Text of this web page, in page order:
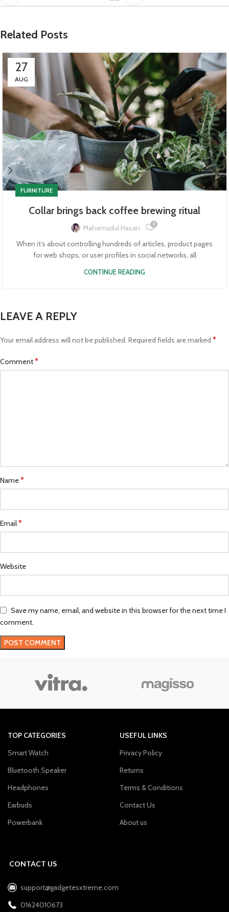
Related Posts
27
AUG
FURNITURE
Collar brings back coffee brewing ritual
Mahamudul Hasan 0
When it’s about controlling hundreds of articles, product pages
for web shops, or user profiles in social networks, all
CONTINUE READING
LEAVE A REPLY
Your email address will not be published. Required fields are marked *
Comment*
Name*
Email*
Website
Save my name, email, and website in this browser for the next time I
comment.
TOP CATEGORIES
Smart Watch
Bluetooth Speaker
Headphones
Earbuds
Powerbank
USEFUL LINKS
Privacy Policy
Returns
Terms & Conditions
Contact Us
About us
CONTACT US
support@gadgetesxtreme.com
01624010673